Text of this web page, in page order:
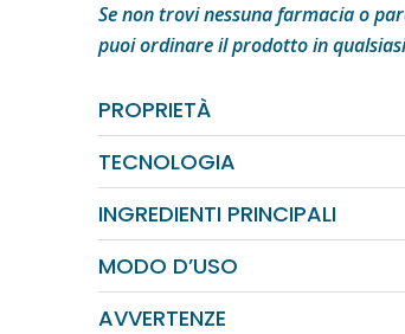
Se non trovi nessuna farmacia o
puoi ordinare il prodotto in
PROPRIETÀ
TECNOLOGIA
INGREDIENTI PRINCIPALI
MODO D’USO
AVVERTENZE